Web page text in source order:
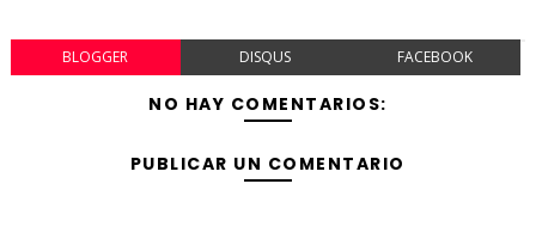
BLOGGER DISQUS FACEBOOK
NO HAY COMENTARIOS:
PUBLICAR UN COMENTARIO